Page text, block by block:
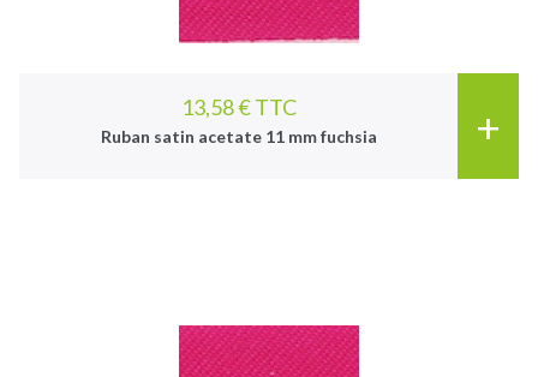
13,58 € TTC
Ruban satin acetate 11 mm fuchsia +